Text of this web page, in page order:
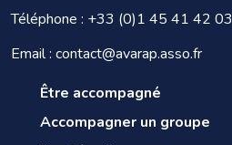
Téléphone : +33 (0)1 45 41 42 03
Email : contact@avarap.asso.fr
Être accompagné
Accompagner un groupe